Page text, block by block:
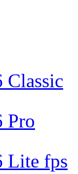
Classic
Pro
Lite fps